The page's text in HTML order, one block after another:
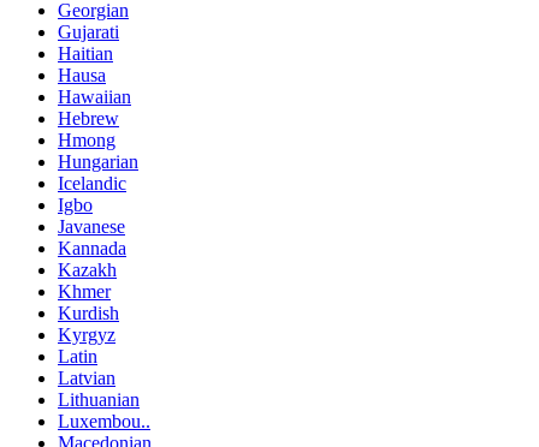
Georgian
Gujarati
Haitian
Hausa
Hawaiian
Hebrew
Hmong
Hungarian
Icelandic
Igbo
Javanese
Kannada
Kazakh
Khmer
Kurdish
Kyrgyz
Latin
Latvian
Lithuanian
Luxembou..
Macedonian